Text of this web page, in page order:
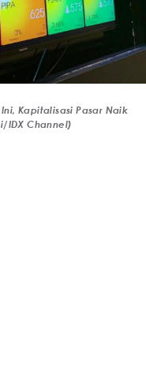
Kapitalisasi Pasar Naik
IDX Channel)